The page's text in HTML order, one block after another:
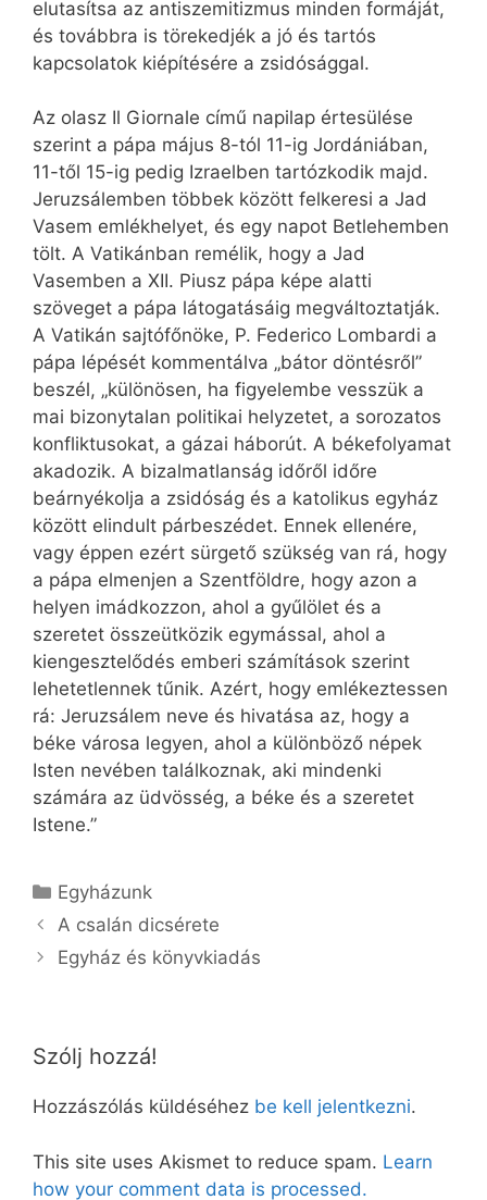
elutasítsa az antiszemitizmus minden formáját,
és továbbra is törekedjék a jó és tartós
kapcsolatok kiépítésére a zsidósággal.
Az olasz Il Giornale című napilap értesülése
szerint a pápa május 8-tól 11-ig Jordániában,
11-től 15-ig pedig Izraelben tartózkodik majd.
Jeruzsálemben többek között felkeresi a Jad
Vasem emlékhelyet, és egy napot Betlehemben
tölt. A Vatikánban remélik, hogy a Jad
Vasemben a XII. Piusz pápa képe alatti
szöveget a pápa látogatásáig megváltoztatják.
A Vatikán sajtófőnöke, P. Federico Lombardi a
pápa lépését kommentálva „bátor döntésről”
beszél, „különösen, ha figyelembe vesszük a
mai bizonytalan politikai helyzetet, a sorozatos
konfliktusokat, a gázai háborút. A békefolyamat
akadozik. A bizalmatlanság időről időre
beárnyékolja a zsidóság és a katolikus egyház
között elindult párbeszédet. Ennek ellenére,
vagy éppen ezért sürgető szükség van rá, hogy
a pápa elmenjen a Szentföldre, hogy azon a
helyen imádkozzon, ahol a gyűlölet és a
szeretet összeütközik egymással, ahol a
kiengesztelődés emberi számítások szerint
lehetetlennek tűnik. Azért, hogy emlékeztessen
rá: Jeruzsálem neve és hivatása az, hogy a
béke városa legyen, ahol a különböző népek
Isten nevében találkoznak, aki mindenki
számára az üdvösség, a béke és a szeretet
Istene.”
Kategória
Egyházunk
A csalán dicsérete
Egyház és könyvkiadás
Szólj hozzá!
Hozzászólás küldéséhez be kell jelentkezni.
This site uses Akismet to reduce spam. Learn
how your comment data is processed.